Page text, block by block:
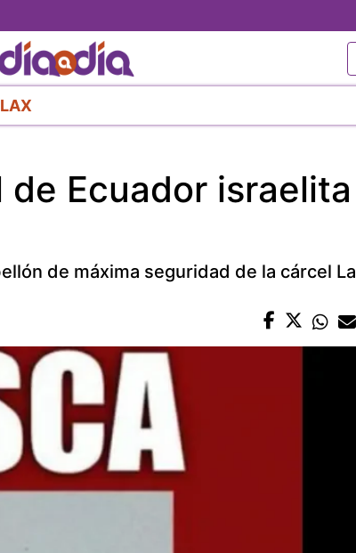
al
contenido
principal
Ecuador israelita
de máxima seguridad de la cárcel La